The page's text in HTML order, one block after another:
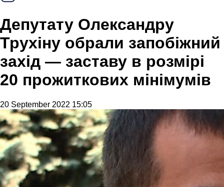
Депутату Олександру
Трухіну обрали запобіжний
захід — заставу в розмірі
20 прожиткових мінімумів
20 September 2022 15:05